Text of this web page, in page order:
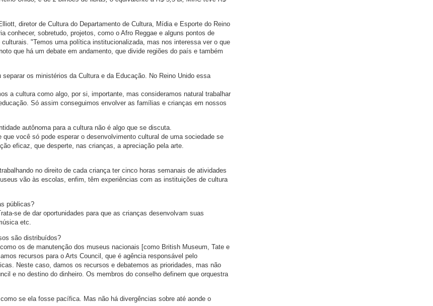
diretor de Cultura do Departamento de Cultura, Mídia e Esporte do Reino
conhecer, sobretudo, projetos, como o Afro Reggae e alguns pontos de
"Temos uma política institucionalizada, mas nos interessa ver o que
que há um debate em andamento, que divide regiões do país e também
os ministérios da Cultura e da Educação. No Reino Unido essa
a cultura como algo, por si, importante, mas consideramos natural trabalhar
Só assim conseguimos envolver as famílias e crianças em nossos
autônoma para a cultura não é algo que se discuta.
que você só pode esperar o desenvolvimento cultural de uma sociedade se
eficaz, que desperte, nas crianças, a apreciação pela arte.
no direito de cada criança ter cinco horas semanais de atividades
vão às escolas, enfim, têm experiências com as instituições de cultura
públicas?
se de dar oportunidades para que as crianças desenvolvam suas
etc.
são distribuídos?
os de manutenção dos museus nacionais [como British Museum, Tate e
recursos para o Arts Council, que é agência responsável pelo
Neste caso, damos os recursos e debatemos as prioridades, mas não
e no destino do dinheiro. Os membros do conselho definem que orquestra
se ela fosse pacífica. Mas não há divergências sobre até aonde o